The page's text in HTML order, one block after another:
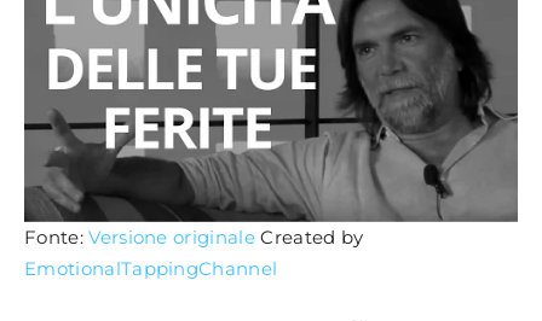
Fonte:Versione originaleCreated by
EmotionalTappingChannel